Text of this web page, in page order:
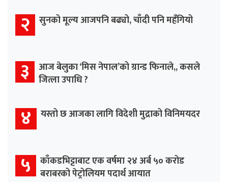
२ सुनको मूल्य आजपनि बढ्यो, चाँदी पनि महँगियो
३ आज बेलुका ‘मिस नेपाल’को ग्रान्ड फिनाले,, कसले
जित्ला उपाधि ?
४ यस्तो छ आजका लागि विदेशी मुद्राको विनिमयदर
५ काँकडभिट्टाबाट एक वर्षमा २४ अर्ब ५० करोड
बराबरको पेट्रोलियम पदार्थ आयात